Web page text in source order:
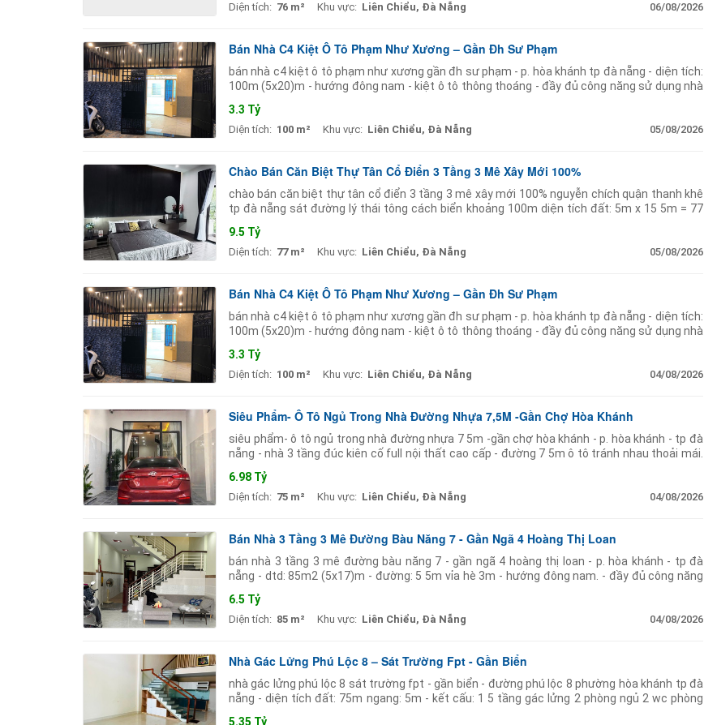
Diện tích: 76 m² Khu vực: Liên Chiểu, Đà Nẵng 06/08/2026
Bán Nhà C4 Kiệt Ô Tô Phạm Như Xương – Gần Đh Sư Phạm
bán nhà c4 kiệt ô tô phạm như xương gần đh sư phạm - p. hòa khánh tp đà nẵng - diện tích:
100m (5x20)m - hướng đông nam - kiệt ô tô thông thoáng - đầy đủ công năng sử dụng nhà
3.3 Tỷ
Diện tích: 100 m² Khu vực: Liên Chiểu, Đà Nẵng 05/08/2026
Chào Bán Căn Biệt Thự Tân Cổ Điển 3 Tầng 3 Mê Xây Mới 100%
chào bán căn biệt thự tân cổ điển 3 tầng 3 mê xây mới 100% nguyễn chích quận thanh khê
tp đà nẵng sát đường lý thái tông cách biển khoảng 100m diện tích đất: 5m x 15 5m = 77
9.5 Tỷ
Diện tích: 77 m² Khu vực: Liên Chiểu, Đà Nẵng 05/08/2026
Bán Nhà C4 Kiệt Ô Tô Phạm Như Xương – Gần Đh Sư Phạm
bán nhà c4 kiệt ô tô phạm như xương gần đh sư phạm - p. hòa khánh tp đà nẵng - diện tích:
100m (5x20)m - hướng đông nam - kiệt ô tô thông thoáng - đầy đủ công năng sử dụng nhà
3.3 Tỷ
Diện tích: 100 m² Khu vực: Liên Chiểu, Đà Nẵng 04/08/2026
Siêu Phẩm- Ô Tô Ngủ Trong Nhà Đường Nhựa 7,5M -Gần Chợ Hòa Khánh
siêu phẩm- ô tô ngủ trong nhà đường nhựa 7 5m -gần chợ hòa khánh - p. hòa khánh - tp đà
nẵng - nhà 3 tầng đúc kiên cố full nội thất cao cấp - đường 7 5m ô tô tránh nhau thoải mái.
6.98 Tỷ
Diện tích: 75 m² Khu vực: Liên Chiểu, Đà Nẵng 04/08/2026
Bán Nhà 3 Tầng 3 Mê Đường Bàu Năng 7 - Gần Ngã 4 Hoàng Thị Loan
bán nhà 3 tầng 3 mê đường bàu năng 7 - gần ngã 4 hoàng thị loan - p. hòa khánh - tp đà
nẵng - dtd: 85m2 (5x17)m - đường: 5 5m vỉa hè 3m - hướng đông nam. - đầy đủ công năng
6.5 Tỷ
Diện tích: 85 m² Khu vực: Liên Chiểu, Đà Nẵng 04/08/2026
Nhà Gác Lửng Phú Lộc 8 – Sát Trường Fpt - Gần Biển
nhà gác lửng phú lộc 8 sát trường fpt - gần biển - đường phú lộc 8 phường hòa khánh tp đà
nẵng - diện tích đất: 75m ngang: 5m - kết cấu: 1 5 tầng gác lửng 2 phòng ngủ 2 wc phòng
5.35 Tỷ